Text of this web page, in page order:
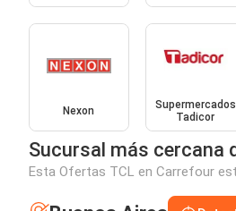
Nexon
Supermercados
Tadicor
Sucursal más cercana
Esta Ofertas TCL en Carrefour